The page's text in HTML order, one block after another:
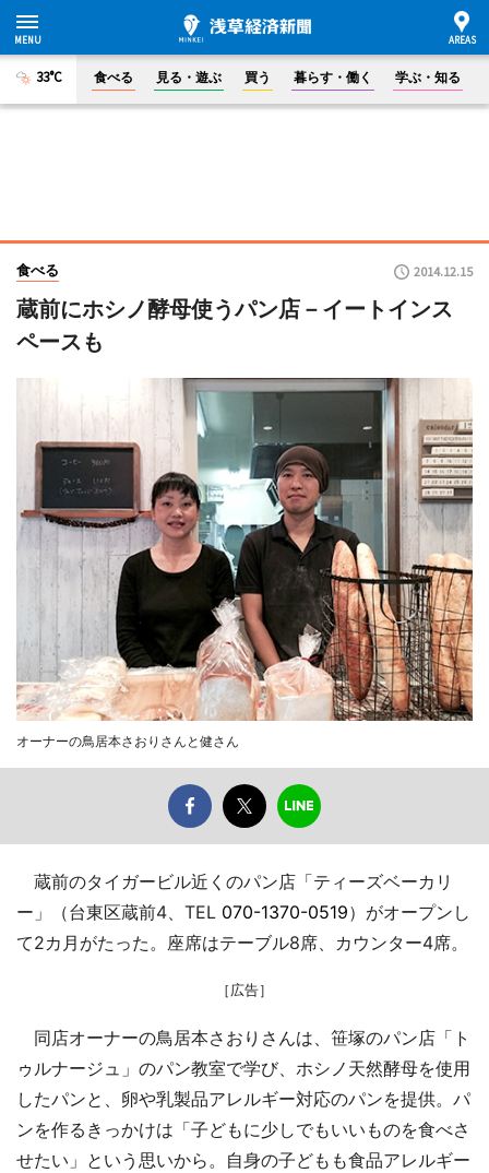
33°C 食べる 見る・遊ぶ 買う 暮らす・働く 学ぶ・知る
食べる 2014.12.15
蔵前にホシノ酵母使うパン店－イートインス
ペースも
オーナーの鳥居本さおりさんと健さん
蔵前のタイガービル近くのパン店「ティーズベーカリ
ー」（台東区蔵前4、TEL 070-1370-0519）がオープンし
て2カ月がたった。座席はテーブル8席、カウンター4席。
［広告］
同店オーナーの鳥居本さおりさんは、笹塚のパン店「ト
ゥルナージュ」のパン教室で学び、ホシノ天然酵母を使用
したパンと、卵や乳製品アレルギー対応のパンを提供。パ
ンを作るきっかけは「子どもに少しでもいいものを食べさ
せたい」という思いから。自身の子どもも食品アレルギー